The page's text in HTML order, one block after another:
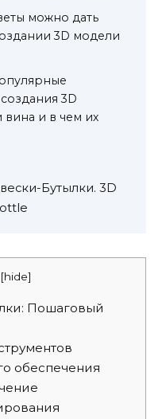
можно дать
3D модели
3D
и в чем их
Бутылки. 3D
[hide]
Пошаговый
обеспечения